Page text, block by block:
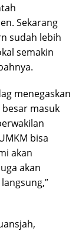
Sekarang
sudah lebih
semakin
menegaskan
masuk
bisa
akan
akan